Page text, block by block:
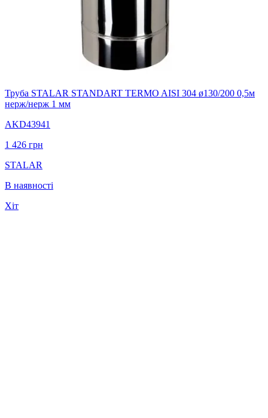
Труба STALAR STANDART TERMO AISI 304 ø130/200 0,5м
нерж/нерж 1 мм
AKD43941
1 426 грн
STALAR
В наявності
Хіт